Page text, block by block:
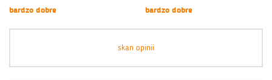
bardzo dobre
bardzo dobre
skan opinii